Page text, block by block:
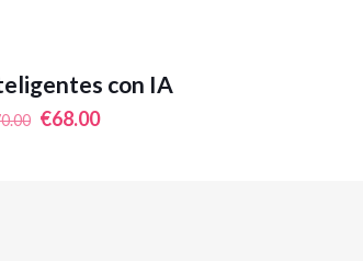
con IA
El
€68.00El